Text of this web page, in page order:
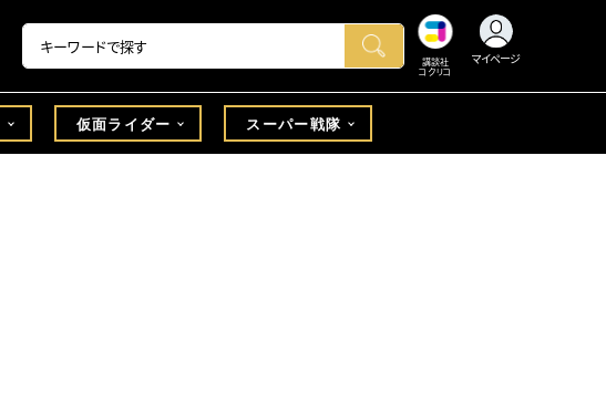
講談社
コクリコ
マイページ
仮面ライダー スーパー戦隊